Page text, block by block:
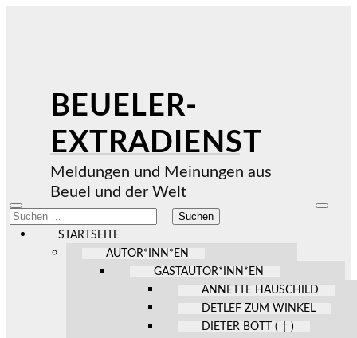
BEUELER-
EXTRADIENST
Meldungen und Meinungen aus
Beuel und der Welt
Mobile-
Menü
ein-/ausblenden
Suchen
nach:
STARTSEITE
AUTOR*INN*EN
GASTAUTOR*INN*EN
ANNETTE HAUSCHILD
DETLEF ZUM WINKEL
DIETER BOTT ( † )